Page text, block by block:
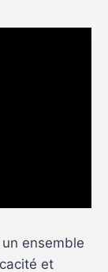
ensemble
et